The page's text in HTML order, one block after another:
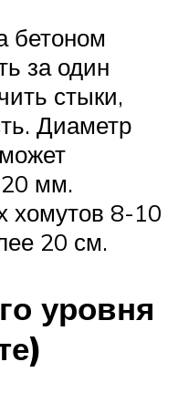
бетоном
за один
стыки,
Диаметр
20 мм.
хомутов 8-10
20 см.
уровня